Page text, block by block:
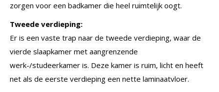
zorgen voor een badkamer die heel ruimtelijk oogt.
Tweede verdieping:
Er is een vaste trap naar de tweede verdieping, waar de
vierde slaapkamer met aangrenzende
werk-/studeerkamer is. Deze kamer is ruim, licht en heeft
net als de eerste verdieping een nette laminaatvloer.